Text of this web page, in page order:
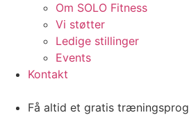
Om SOLO Fitness
Vi støtter
Ledige stillinger
Events
Kontakt
Få altid et gratis